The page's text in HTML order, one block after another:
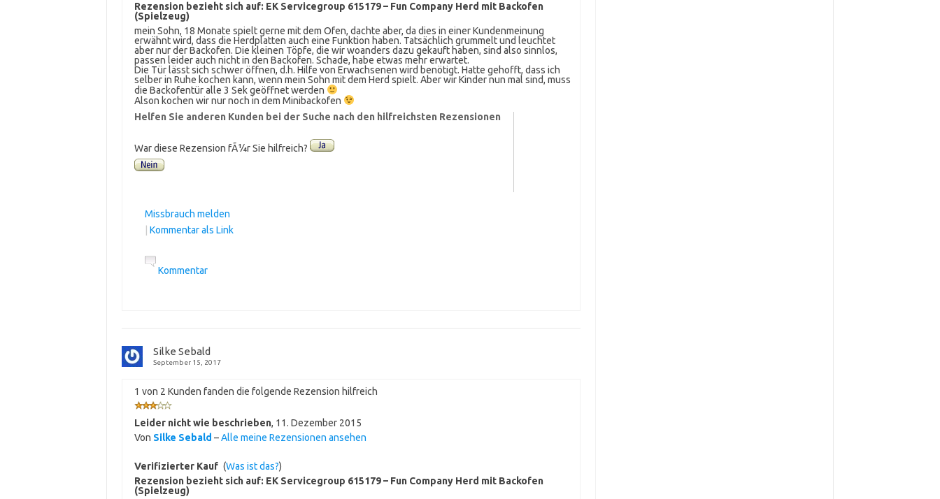
Rezension bezieht sich auf: EK Servicegroup 615179 – Fun Company Herd mit Backofen
(Spielzeug)
mein Sohn, 18 Monate spielt gerne mit dem Ofen, dachte aber, da dies in einer Kundenmeinung
erwähnt wird, dass die Herdplatten auch eine Funktion haben. Tatsächlich grummelt und leuchtet
aber nur der Backofen. Die kleinen Töpfe, die wir woanders dazu gekauft haben, sind also sinnlos,
passen leider auch nicht in den Backofen. Schade, habe etwas mehr erwartet.
Die Tür lässt sich schwer öffnen, d.h. Hilfe von Erwachsenen wird benötigt. Hatte gehofft, dass ich
selber in Ruhe kochen kann, wenn mein Sohn mit dem Herd spielt. Aber wir Kinder nun mal sind, muss
die Backofentür alle 3 Sek geöffnet werden
Alson kochen wir nur noch in dem Minibackofen
Helfen Sie anderen Kunden bei der Suche nach den hilfreichsten Rezensionen
War diese Rezension fÃ¼r Sie hilfreich?
Missbrauch melden
Kommentar als Link
Kommentar
Silke Sebald
September 15, 2017
1 von 2 Kunden fanden die folgende Rezension hilfreich
Leider nicht wie beschrieben, 11. Dezember 2015
Von Silke Sebald –Alle meine Rezensionen ansehen
Verifizierter Kauf (Was ist das?)
Rezension bezieht sich auf: EK Servicegroup 615179 – Fun Company Herd mit Backofen
(Spielzeug)